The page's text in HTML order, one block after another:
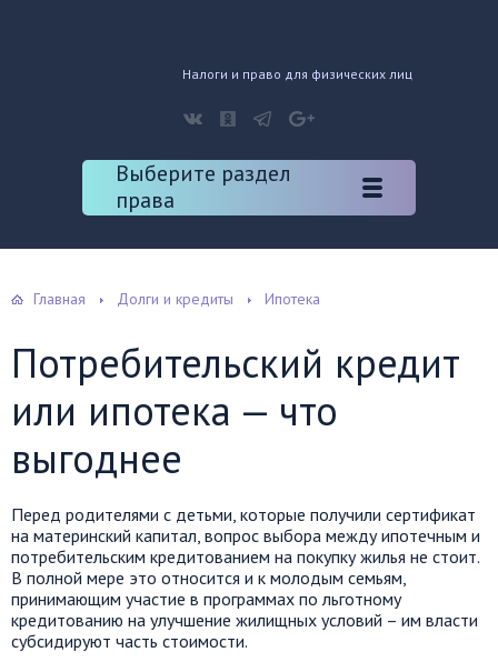
Налоги и право для физических лиц
Выберите раздел
права
Главная Долги и кредиты Ипотека
Потребительский кредит
или ипотека — что
выгоднее
Перед родителями с детьми, которые получили сертификат
на материнский капитал, вопрос выбора между ипотечным и
потребительским кредитованием на покупку жилья не стоит.
В полной мере это относится и к молодым семьям,
принимающим участие в программах по льготному
кредитованию на улучшение жилищных условий – им власти
субсидируют часть стоимости.